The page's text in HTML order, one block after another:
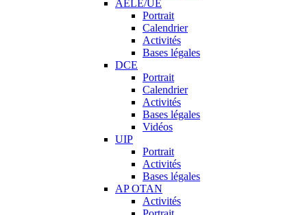
AELE/UE
Portrait
Calendrier
Activités
Bases légales
DCE
Portrait
Calendrier
Activités
Bases légales
Vidéos
UIP
Portrait
Activités
Bases légales
AP OTAN
Activités